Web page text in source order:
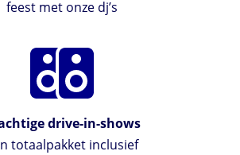
feest met onze dj’s
drive-in-shows
totaalpakket inclusief